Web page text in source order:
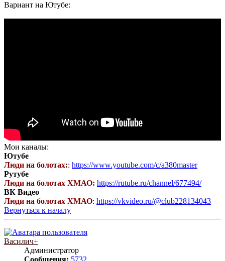
Вариант на Ютубе:
Мои каналы:
Ютубе
Люди на болотах:: https://www.youtube.com/c/a380master
Рутубе
Люди на болотах ХМАО: https://rutube.ru/channel/677494/
ВК Видео
Люди на болотах ХМАО: https://vkvideo.ru/@club228134043
Вернуться к началу
Василич+
Администратор